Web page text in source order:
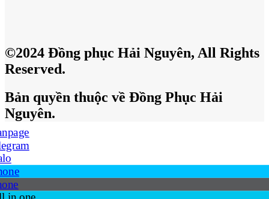
©2024 Đồng phục Hải Nguyên, All Rights
Reserved.
Bản quyền thuộc về Đồng Phục Hải
Nguyên.